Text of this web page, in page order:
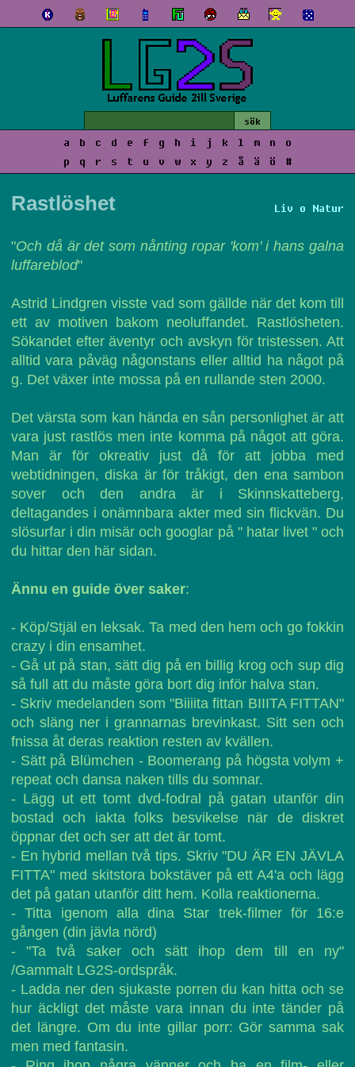
a b c d e f g h i j k l m n
o
p
q r s t u v w x y z å ä ö #
Liv o Natur
Rastlöshet
"Och då är det som nånting ropar 'kom' i hans galna
luffareblod"
Astrid Lindgren visste vad som gällde när det kom till
ett av motiven bakom neoluffandet. Rastlösheten.
Sökandet efter äventyr och avskyn för tristessen. Att
alltid vara påväg någonstans eller alltid ha något på
g. Det växer inte mossa på en rullande sten 2000.
Det värsta som kan hända en sån personlighet är att
vara just rastlös men inte komma på något att göra.
Man är för okreativ just då för att jobba med
webtidningen, diska är för tråkigt, den ena sambon
sover och den andra är i Skinnskatteberg,
deltagandes i onämnbara akter med sin flickvän. Du
slösurfar i din misär och googlar på " hatar livet " och
du hittar den här sidan.
Ännu en guide över saker:
- Köp/Stjäl en leksak. Ta med den hem och go fokkin
crazy i din ensamhet.
- Gå ut på stan, sätt dig på en billig krog och sup dig
så full att du måste göra bort dig inför halva stan.
- Skriv medelanden som "Biiiita fittan BIIITA FITTAN"
och släng ner i grannarnas brevinkast. Sitt sen och
fnissa åt deras reaktion resten av kvällen.
- Sätt på Blümchen - Boomerang på högsta volym +
repeat och dansa naken tills du somnar.
- Lägg ut ett tomt dvd-fodral på gatan utanför din
bostad och iakta folks besvikelse när de diskret
öppnar det och ser att det är tomt.
- En hybrid mellan två tips. Skriv "DU ÄR EN JÄVLA
FITTA" med skitstora bokstäver på ett A4'a och lägg
det på gatan utanför ditt hem. Kolla reaktionerna.
- Titta igenom alla dina Star trek-filmer för 16:e
gången (din jävla nörd)
- "Ta två saker och sätt ihop dem till en ny"
/Gammalt LG2S-ordspråk.
- Ladda ner den sjukaste porren du kan hitta och se
hur äckligt det måste vara innan du inte tänder på
det längre. Om du inte gillar porr: Gör samma sak
men med fantasin.